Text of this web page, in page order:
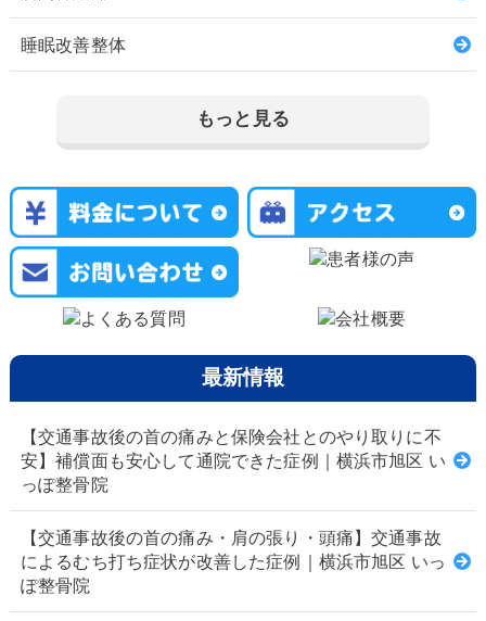
睡眠改善整体
もっと見る
最新情報
【交通事故後の首の痛みと保険会社とのやり取りに不
安】補償面も安心して通院できた症例｜横浜市旭区 い
っぽ整骨院
【交通事故後の首の痛み・肩の張り・頭痛】交通事故
によるむち打ち症状が改善した症例｜横浜市旭区 いっ
ぽ整骨院